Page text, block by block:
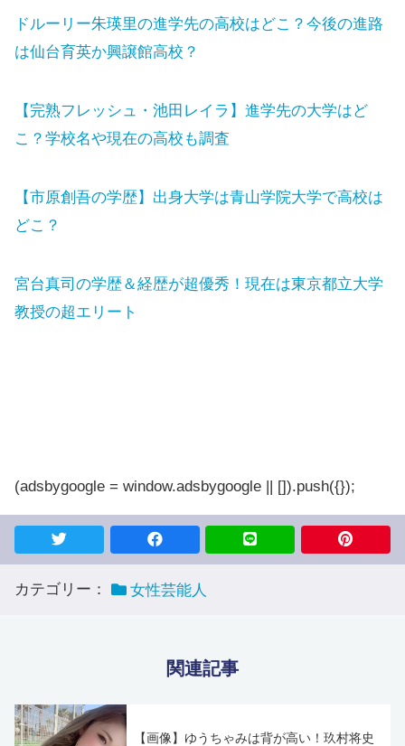
ドルーリー朱瑛里の進学先の高校はどこ？今後の進路
は仙台育英か興譲館高校？
【完熟フレッシュ・池田レイラ】進学先の大学はど
こ？学校名や現在の高校も調査
【市原創吾の学歴】出身大学は青山学院大学で高校は
どこ？
宮台真司の学歴＆経歴が超優秀！現在は東京都立大学
教授の超エリート
(adsbygoogle = window.adsbygoogle || []).push({});
カテゴリー： 女性芸能人
関連記事
【画像】ゆうちゃみは背が高い！玖村将史